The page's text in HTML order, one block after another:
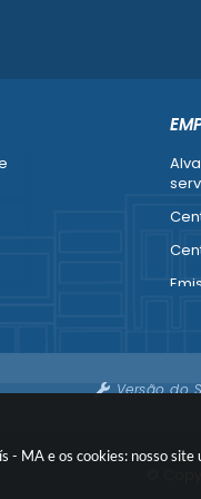
- MA e os cookies: nosso
Versão do